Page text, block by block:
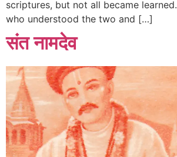
scriptures, but not all became
who understood the two and […]
संत नामदेव